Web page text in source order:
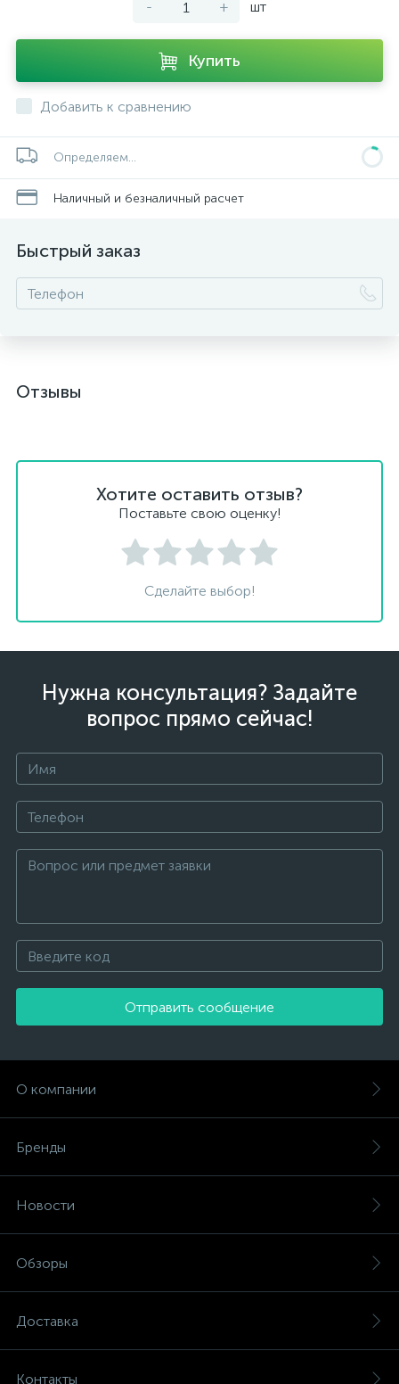
- + шт
Купить
Добавить к сравнению
Определяем...
Наличный и безналичный расчет
Быстрый заказ
Отзывы
Хотите оставить отзыв?
Поставьте свою оценку!
Сделайте выбор!
Нужна консультация? Задайте
вопрос прямо сейчас!
Отправить сообщение
О компании
Бренды
Новости
Обзоры
Доставка
Контакты